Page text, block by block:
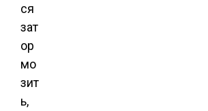
ся
зат
ор
мо
зит
ь,